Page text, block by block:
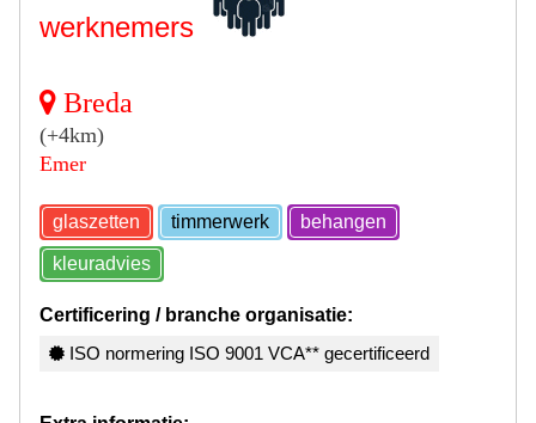
werknemers
Breda
(+4km)
Emer
glaszetten timmerwerk behangen
kleuradvies
Certificering / branche organisatie:
ISO normering ISO 9001 VCA** gecertificeerd